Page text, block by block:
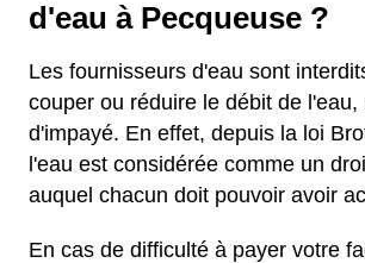
d'eau à Pecqueuse ?
Les fournisseurs d'eau sont
couper ou réduire le débit de l'eau,
d'impayé. En effet, depuis la loi
l'eau est considérée comme un
auquel chacun doit pouvoir avoir
En cas de difficulté à payer votre